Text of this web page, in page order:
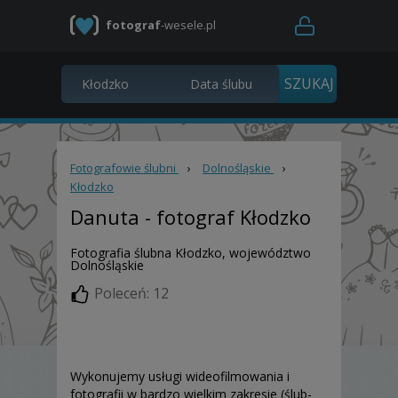
fotograf-wesele.pl
Fotografowie ślubni › Dolnośląskie
›
Kłodzko
Danuta - fotograf Kłodzko
Fotografia ślubna Kłodzko, województwo
Dolnośląskie
Poleceń: 12
Wykonujemy usługi wideofilmowania i
fotografii w bardzo wielkim zakresie (ślub-